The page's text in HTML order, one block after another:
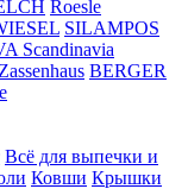
Roesle
SILAMPOS
Scandinavia
Zassenhaus BERGER
Всё для выпечки и
Ковши Крышки